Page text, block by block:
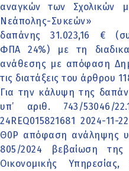
αναγκών των Σχολικών
Νεάπολης-Συκεών»
δαπάνης 31.023,16 €
ΦΠΑ 24%) με τη
ανάθεσης με απόφαση
τις διατάξεις του άρθρου
Για την κάλυψη της
υπ’ αριθ. 743/53046/
24REQ015821681 2024-
Θ0Ρ απόφαση ανάληψης
805/2024 βεβαίωση της
Οικονομικής